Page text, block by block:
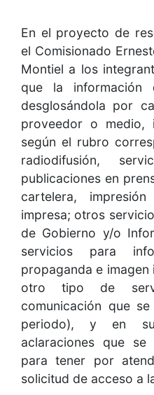
En el proyecto de
el Comisionado
Montiel a los
que la información
desglosándola por
proveedor o medio,
según el rubro
radiodifusión,
publicaciones en
cartelera,
impresa; otros
de Gobierno y/o
servicios para
propaganda e
otro tipo de
comunicación que
periodo), y en
aclaraciones que se
para tener por
solicitud de acceso a